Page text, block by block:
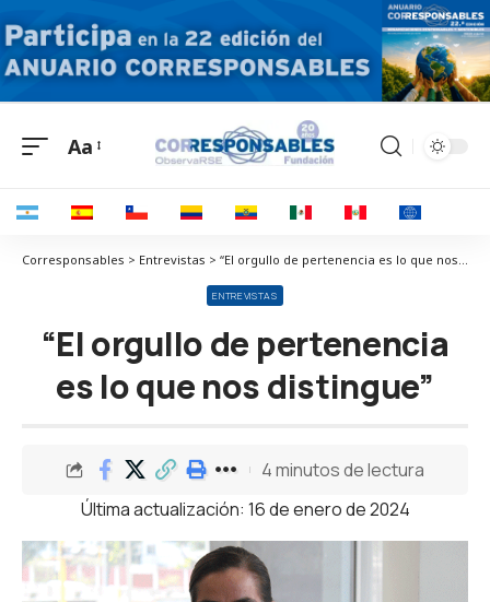
Aa
Corresponsables > Entrevistas > “El orgullo de pertenencia es lo que nos distingue”
ENTREVISTAS
“El orgullo de pertenencia
es lo que nos distingue”
Última actualización: 16 de enero de 2024
4 minutos de lectura